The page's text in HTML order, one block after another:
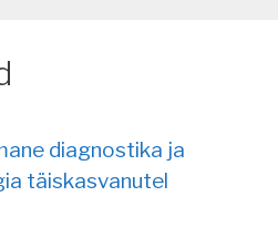
diagnostika ja
täiskasvanutel